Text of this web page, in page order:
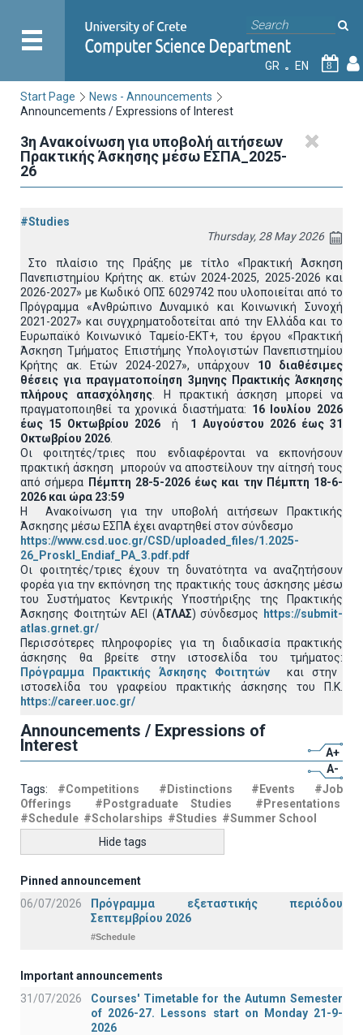
GR EN 8
Start Page
News - Announcements
Announcements / Expressions of Interest
3η Ανακοίνωση για υποβολή αιτήσεων
Πρακτικής Άσκησης μέσω ΕΣΠΑ_2025-
26
#Studies
Thursday, 28 May 2026
Στο πλαίσιο της Πράξης με τίτλο «Πρακτική Άσκηση
Πανεπιστημίου Κρήτης ακ. ετών 2024-2025, 2025-2026 και
2026-2027» με Κωδικό ΟΠΣ 6029742 που υλοποιείται από το
Πρόγραμμα «Ανθρώπινο Δυναμικό και Κοινωνική Συνοχή
2021-2027» και συγχρηματοδοτείται από την Ελλάδα και το
Ευρωπαϊκό Κοινωνικό Ταμείο-ΕΚΤ+, του έργου «Πρακτική
Άσκηση Τμήματος Επιστήμης Υπολογιστών Πανεπιστημίου
Κρήτης ακ. Ετών 2024-2027», υπάρχουν 10 διαθέσιμες
θέσεις για πραγματοποίηση 3μηνης Πρακτικής Άσκησης
πλήρους απασχόλησης . Η πρακτική άσκηση μπορεί να
πραγματοποιηθεί τα χρονικά διαστήματα: 16 Ιουλίου 2026
έως 15 Οκτωβρίου 2026
ή 1 Αυγούστου 2026 έως 31
Οκτωβρίου 2026
Οι φοιτητές/τριες που ενδιαφέρονται να εκπονήσουν
πρακτική άσκηση μπορούν να αποστείλουν την αίτησή τους
από σήμερα Πέμπτη 28-5-2026 έως και την Πέμπτη 18-6-
2026 και ώρα 23:59
Η Ανακοίνωση για την υποβολή αιτήσεων Πρακτικής
Άσκησης μέσω ΕΣΠΑ έχει αναρτηθεί στον σύνδεσμο
https://www.csd.uoc.gr/CSD/uploaded_files/1.2025-
26_Proskl_Endiaf_PA_3.pdf.pdf
Οι φοιτητές/τριες έχουν τη δυνατότητα να αναζητήσουν
φορέα για την εκπόνηση της πρακτικής τους άσκησης μέσω
του Συστήματος Κεντρικής Υποστήριξης της Πρακτικής
Άσκησης Φοιτητών ΑΕΙ (ΑΤΛΑΣ) σύνδεσμος
https://submit-
atlas.grnet.gr/
Περισσότερες πληροφορίες για τη διαδικασία πρακτικής
άσκησης θα βρείτε στην ιστοσελίδα του τμήματος:
Πρόγραμμα Πρακτικής Άσκησης Φοιτητών
και στην
ιστοσελίδα του γραφείου πρακτικής άσκησης του Π.Κ.
https://career.uoc.gr/
Announcements / Expressions of
Interest
A+
A-
Tags: #Competitions #Distinctions #Events
#Job
Offerings
#Postgraduate Studies
#Presentations
#Schedule #Scholarships #Studies #Summer School
Hide tags
Pinned announcement
06/07/2026
Πρόγραμμα εξεταστικής περιόδου
Σεπτεμβρίου 2026
#Schedule
Important announcements
31/07/2026
Courses' Timetable for the Autumn Semester
of 2026-27. Lessons start on Monday 21-9-
2026